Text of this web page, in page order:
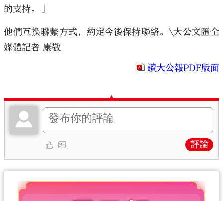
的支持。」
他們互換聯繫方式，約定今後保持聯絡。\大公文匯全
媒體記者 康敬
讀大公報PDF版面
評論